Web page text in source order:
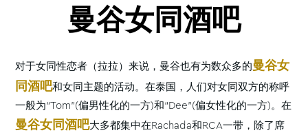
曼谷女同酒吧
对于女同性恋者（拉拉）来说，曼谷也有为数众多的曼谷女
同酒吧和女同主题的活动。在泰国，人们对女同双方的称呼
一般为“Tom”(偏男性化的一方)和“Dee”(偏女性化的一方)。在
曼谷女同酒吧大多都集中在Rachada和RCA一带，除了席